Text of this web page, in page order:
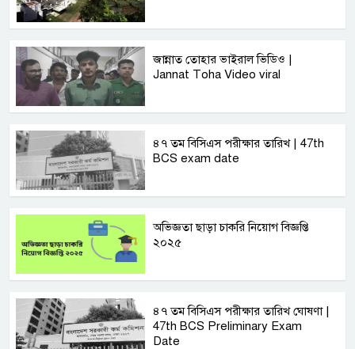
জান্নাত তোহার ভাইরাল ভিডিও |
Jannat Toha Video viral
৪৭ তম বিসিএস পরীক্ষার তারিখ | 47th
BCS exam date
অভিজ্ঞতা ছাড়া চাকরি নিয়োগ বিজ্ঞপ্তি
২০২৫
৪৭ তম বিসিএস পরীক্ষার তারিখ ঘোষণা |
47th BCS Preliminary Exam
Date